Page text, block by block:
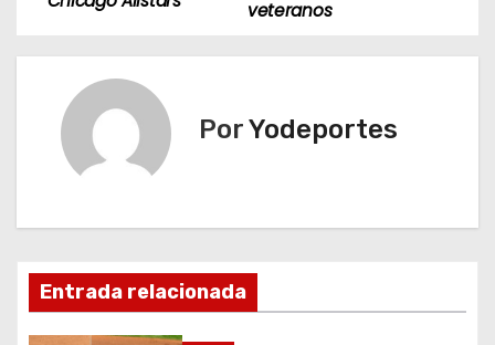
a
v
c
ó
veteranos
PorYodeportes
Entrada relacionada